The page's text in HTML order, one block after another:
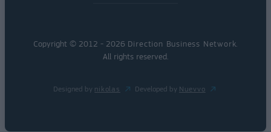
Copyright © 2012 - 2026 Direction Business Network
All rights reserved.
Designed by nikolas Developed by Nuevvo